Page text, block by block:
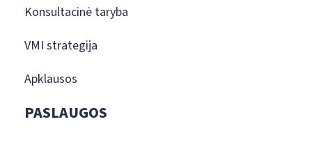
Konsultacinė taryba
VMI strategija
Apklausos
PASLAUGOS